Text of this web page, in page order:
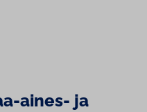
aines- ja